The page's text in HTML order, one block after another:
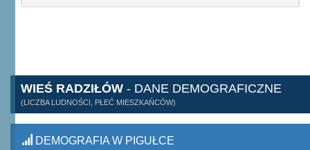
WIEŚ RADZIŁÓW - DANE DEMOGRAFICZNE
(LICZBA LUDNOŚCI, PŁEĆ MIESZKAŃCÓW)
DEMOGRAFIA W PIGUŁCE